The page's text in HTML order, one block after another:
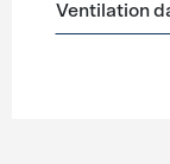
Ventilation